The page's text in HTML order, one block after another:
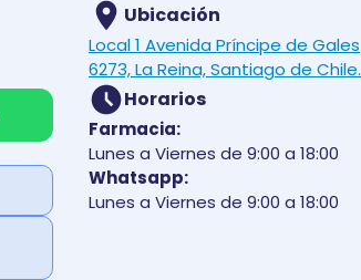
Ubicación
Local 1 Avenida Príncipe de Gales
6273, La Reina, Santiago de Chile.
Horarios
Farmacia:
Lunes a Viernes de 9:00 a 18:00
Whatsapp:
Lunes a Viernes de 9:00 a 18:00